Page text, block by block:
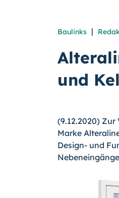
Baulinks |
und
(9.12.2020)
Marke
Design- und